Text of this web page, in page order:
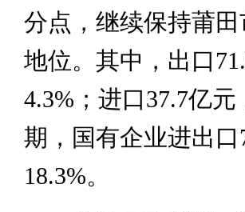
分点，继续保持莆
地位。其中，出口
4.3%；进口37.7亿
期，国有企业进出
18.3%。